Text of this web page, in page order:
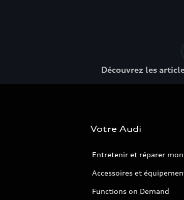
Découvrez les
Votre Audi
Entretenir et réparer
Accessoires et
Functions on Demand